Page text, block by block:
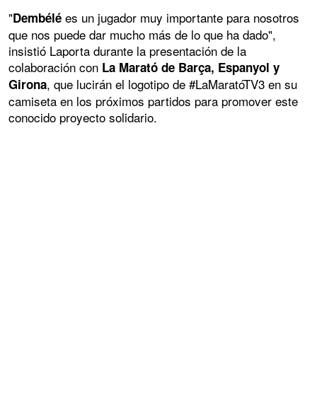
"Dembélé es un jugador muy importante para nosotros
que nos puede dar mucho más de lo que ha dado",
insistió Laporta durante la presentación de la
colaboración con La Marató de Barça, Espanyol y
Girona, que lucirán el logotipo de #LaMaratóTV3 en su
camiseta en los próximos partidos para promover este
conocido proyecto solidario.